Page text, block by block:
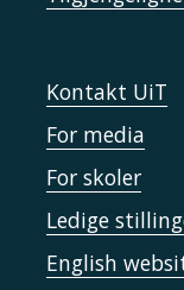
Kontakt UiT
For media
For skoler
Ledige
English